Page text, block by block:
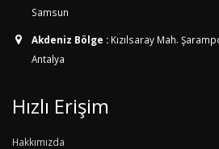
Samsun
Akdeniz Bölge : Kızılsaray Mah.
Antalya
Hızlı Erişim
Hakkımızda